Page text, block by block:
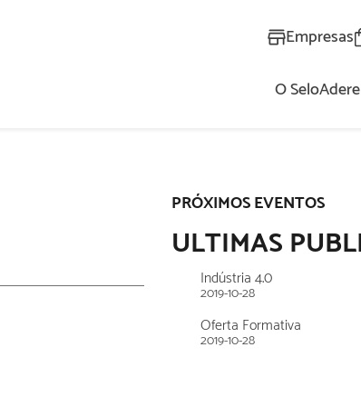
Empresas
O SeloAdere
PRÓXIMOS EVENTOS
ULTIMAS
Indústria 4.0
2019-10-28
Oferta Formativa
2019-10-28